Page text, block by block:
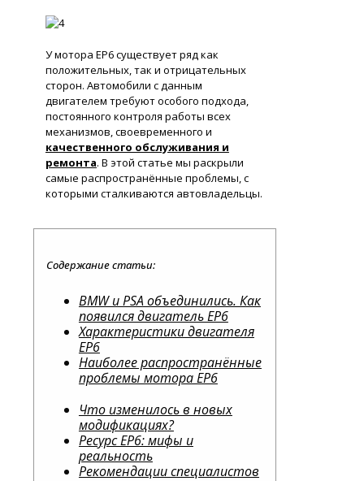
У мотора EP6 существует ряд как
положительных, так и отрицательных
сторон. Автомобили с данным
двигателем требуют особого подхода,
постоянного контроля работы всех
механизмов, своевременного и
качественного обслуживания и
ремонта. В этой статье мы раскрыли
самые распространённые проблемы, с
которыми сталкиваются автовладельцы.
Содержание статьи:
BMW и PSA объединились. Как
появился двигатель EP6
Характеристики двигателя
EP6
Наиболее распространённые
проблемы мотора ЕР6
Что изменилось в новых
модификациях?
Ресурс EP6: мифы и
реальность
Рекомендации специалистов